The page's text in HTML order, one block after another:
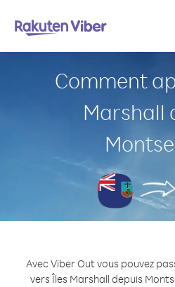
Comment
Marshall
Avec Viber Out vous pouvez
vers Îles Marshall depuis